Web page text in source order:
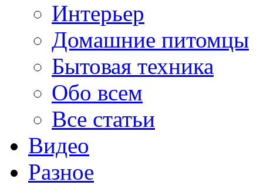
Интерьер
Домашние питомцы
Бытовая техника
Обо всем
Все статьи
Видео
Разное